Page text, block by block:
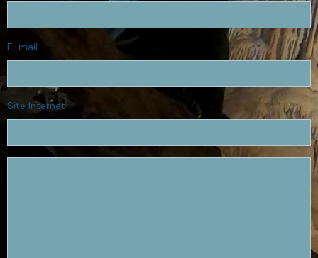
E-mail
Site Internet